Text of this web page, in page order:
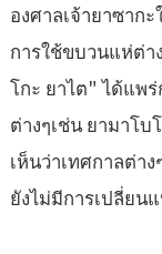
องศาลเจ้ายาซาก
การใช้ขบวนแห่ต่
โกะ ยาไต" ได้แพ
ต่างๆเช่น ยามาโ
เห็นว่าเทศกาลต่า
ยังไม่มีการเปลี่ยน